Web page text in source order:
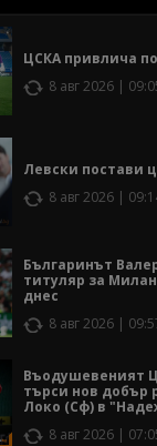
ЦСКА привлича
8 авг 2026 |
Левски постави
8 авг 2026 |
Българинът
титуляр за
днес
8 авг 2026 |
Въодушевеният
търси нов добър
Локо (Сф) в
8 авг 2026 |